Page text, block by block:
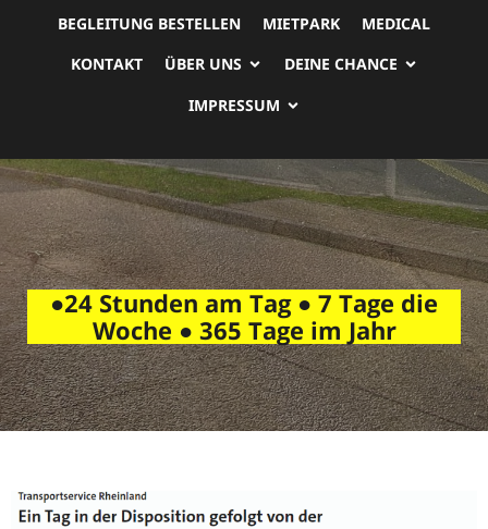
BEGLEITUNG BESTELLEN
MIETPARK
MEDICAL
KONTAKT
ÜBER UNS
DEINE CHANCE
IMPRESSUM
●24 Stunden am Tag ● 7 Tage die
Woche ● 365 Tage im Jahr